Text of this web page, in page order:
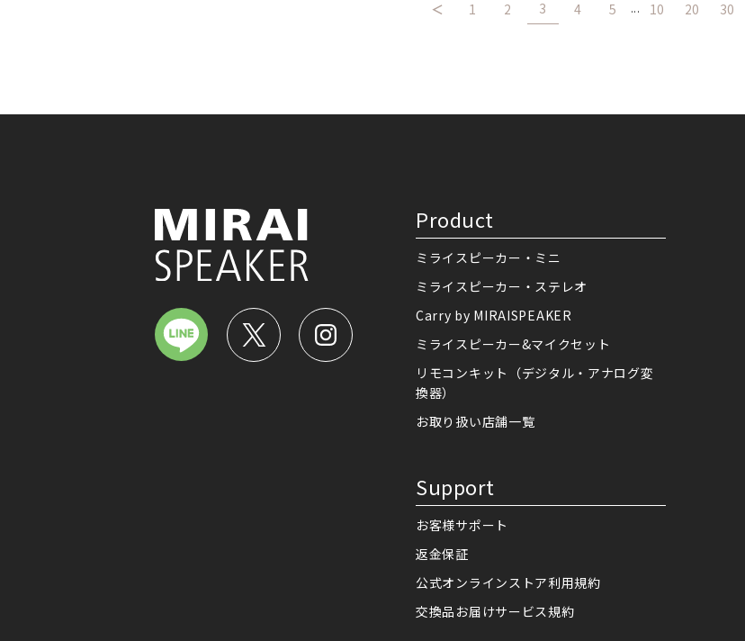
＜ 1 2 3 4 5 ... 10 20 30
Product
ミライスピーカー・ミニ
ミライスピーカー・ステレオ
Carry by MIRAISPEAKER
ミライスピーカー&マイクセット
リモコンキット（デジタル・アナログ変
換器）
お取り扱い店舗一覧
Support
お客様サポート
返金保証
公式オンラインストア利用規約
交換品お届けサービス規約